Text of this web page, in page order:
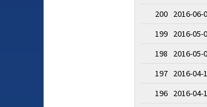
200 2016-06-
199 2016-05-
198 2016-05-
197 2016-04-
196 2016-04-